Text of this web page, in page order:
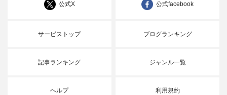
公式X 公式facebook
サービストップ ブログランキング
記事ランキング ジャンル一覧
ヘルプ 利用規約